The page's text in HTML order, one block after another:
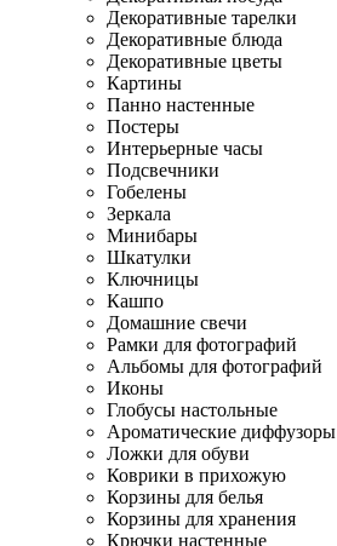
Декоративные тарелки
Декоративные блюда
Декоративные цветы
Картины
Панно настенные
Постеры
Интерьерные часы
Подсвечники
Гобелены
Зеркала
Минибары
Шкатулки
Ключницы
Кашпо
Домашние свечи
Рамки для фотографий
Альбомы для фотографий
Иконы
Глобусы настольные
Ароматические диффузоры
Ложки для обуви
Коврики в прихожую
Корзины для белья
Корзины для хранения
Крючки настенные